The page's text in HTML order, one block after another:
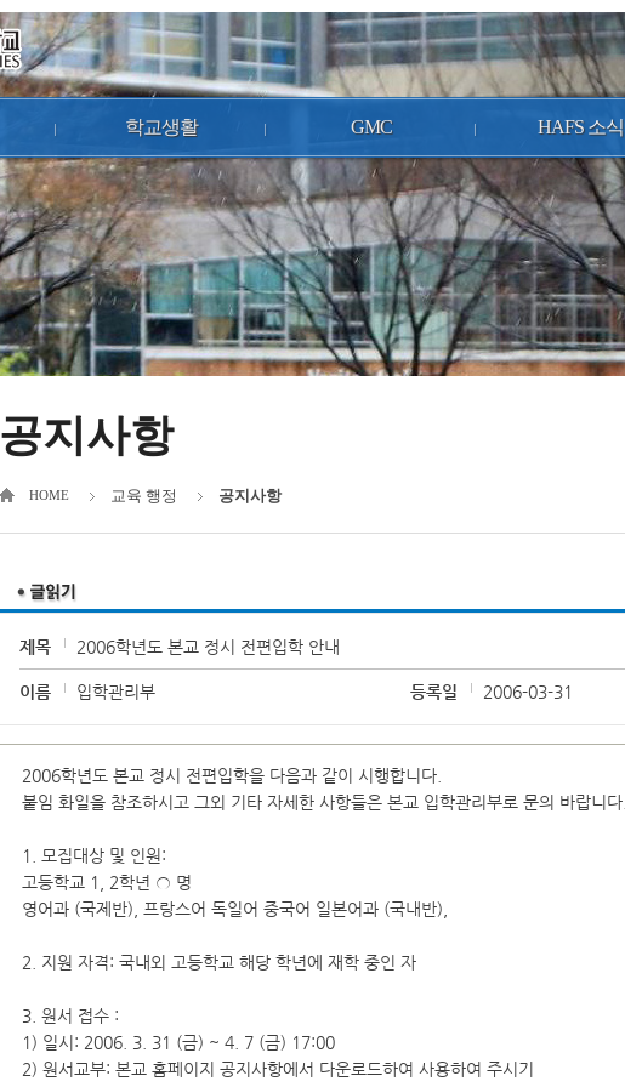
학교생활 GMC HAFS 소식
HOME 교육 행정 공지사항
공지사항
제목 2006학년도 본교 정시 전편입학 안내
이름 입학관리부 등록일 2006-03-31
2006학년도 본교 정시 전편입학을 다음과 같이 시행합니다.
붙임 화일을 참조하시고 그외 기타 자세한 사항들은 본교 입학관리부로 문의 바랍니다.
1. 모집대상 및 인원:
고등학교 1, 2학년 ○ 명
영어과 (국제반), 프랑스어 독일어 중국어 일본어과 (국내반),
2. 지원 자격: 국내외 고등학교 해당 학년에 재학 중인 자
3. 원서 접수 :
1) 일시: 2006. 3. 31 (금) ~ 4. 7 (금) 17:00
2) 원서교부: 본교 홈페이지 공지사항에서 다운로드하여 사용하여 주시기